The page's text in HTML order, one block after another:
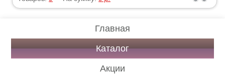
Главная
Каталог
Акции